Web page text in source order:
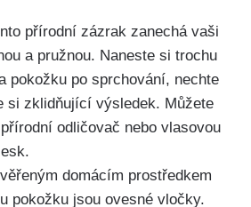
přírodní ​zázrak zanechá vaši⁣
a pružnou.​ Naneste si trochu
pokožku ⁢po sprchování, nechte
​si zklidňující výsledek. Můžete
odličovač‍ nebo vlasovou
⁤domácím prostředkem
pokožku jsou ovesné⁣ vločky.